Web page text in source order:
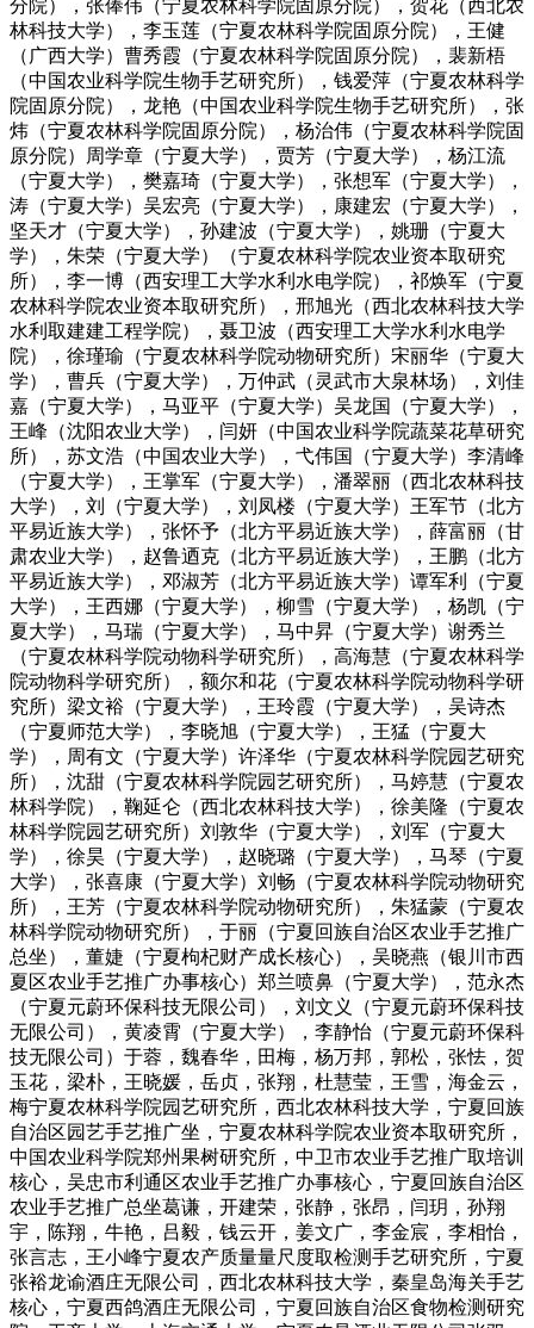
分院），张俸伟（宁夏农林科学院固原分院），贺花（西北农
林科技大学），李玉莲（宁夏农林科学院固原分院），王健
（广西大学）曹秀霞（宁夏农林科学院固原分院），裴新梧
（中国农业科学院生物手艺研究所），钱爱萍（宁夏农林科学
院固原分院），龙艳（中国农业科学院生物手艺研究所），张
炜（宁夏农林科学院固原分院），杨治伟（宁夏农林科学院固
原分院）周学章（宁夏大学），贾芳（宁夏大学），杨江流
（宁夏大学），樊嘉琦（宁夏大学），张想军（宁夏大学），
涛（宁夏大学）吴宏亮（宁夏大学），康建宏（宁夏大学），
坚天才（宁夏大学），孙建波（宁夏大学），姚珊（宁夏大
学），朱荣（宁夏大学）（宁夏农林科学院农业资本取研究
所），李一博（西安理工大学水利水电学院），祁焕军（宁夏
农林科学院农业资本取研究所），邢旭光（西北农林科技大学
水利取建建工程学院），聂卫波（西安理工大学水利水电学
院），徐瑾瑜（宁夏农林科学院动物研究所）宋丽华（宁夏大
学），曹兵（宁夏大学），万仲武（灵武市大泉林场），刘佳
嘉（宁夏大学），马亚平（宁夏大学）吴龙国（宁夏大学），
王峰（沈阳农业大学），闫妍（中国农业科学院蔬菜花草研究
所），苏文浩（中国农业大学），弋伟国（宁夏大学）李清峰
（宁夏大学），王掌军（宁夏大学），潘翠丽（西北农林科技
大学），刘（宁夏大学），刘凤楼（宁夏大学）王军节（北方
平易近族大学），张怀予（北方平易近族大学），薛富丽（甘
肃农业大学），赵鲁迺克（北方平易近族大学），王鹏（北方
平易近族大学），邓淑芳（北方平易近族大学）谭军利（宁夏
大学），王西娜（宁夏大学），柳雪（宁夏大学），杨凯（宁
夏大学），马瑞（宁夏大学），马中昇（宁夏大学）谢秀兰
（宁夏农林科学院动物科学研究所），高海慧（宁夏农林科学
院动物科学研究所），额尔和花（宁夏农林科学院动物科学研
究所）梁文裕（宁夏大学），王玲霞（宁夏大学），吴诗杰
（宁夏师范大学），李晓旭（宁夏大学），王猛（宁夏大
学），周有文（宁夏大学）许泽华（宁夏农林科学院园艺研究
所），沈甜（宁夏农林科学院园艺研究所），马婷慧（宁夏农
林科学院），鞠延仑（西北农林科技大学），徐美隆（宁夏农
林科学院园艺研究所）刘敦华（宁夏大学），刘军（宁夏大
学），徐昊（宁夏大学），赵晓璐（宁夏大学），马琴（宁夏
大学），张喜康（宁夏大学）刘畅（宁夏农林科学院动物研究
所），王芳（宁夏农林科学院动物研究所），朱猛蒙（宁夏农
林科学院动物研究所），于丽（宁夏回族自治区农业手艺推广
总坐），董婕（宁夏枸杞财产成长核心），吴晓燕（银川市西
夏区农业手艺推广办事核心）郑兰喷鼻（宁夏大学），范永杰
（宁夏元蔚环保科技无限公司），刘文义（宁夏元蔚环保科技
无限公司），黄凌霄（宁夏大学），李静怡（宁夏元蔚环保科
技无限公司）于蓉，魏春华，田梅，杨万邦，郭松，张怯，贺
玉花，梁朴，王晓媛，岳贞，张翔，杜慧莹，王雪，海金云，
梅宁夏农林科学院园艺研究所，西北农林科技大学，宁夏回族
自治区园艺手艺推广坐，宁夏农林科学院农业资本取研究所，
中国农业科学院郑州果树研究所，中卫市农业手艺推广取培训
核心，吴忠市利通区农业手艺推广办事核心，宁夏回族自治区
农业手艺推广总坐葛谦，开建荣，张静，张昂，闫玥，孙翔
宇，陈翔，牛艳，吕毅，钱云开，姜文广，李金宸，李相怡，
张言志，王小峰宁夏农产质量量尺度取检测手艺研究所，宁夏
张裕龙谕酒庄无限公司，西北农林科技大学，秦皇岛海关手艺
核心，宁夏西鸽酒庄无限公司，宁夏回族自治区食物检测研究